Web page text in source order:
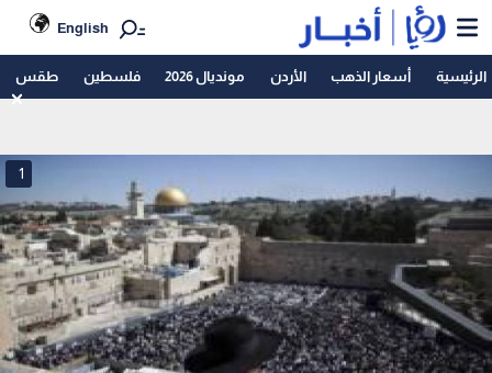
English
الرئيسية أسعار الذهب الأردن مونديال 2026 فلسطين طقس
1